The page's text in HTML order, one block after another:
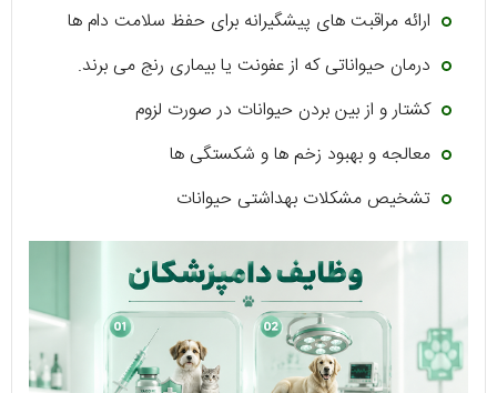
ارائه مراقبت های پیشگیرانه برای حفظ سلامت دام ها
درمان حیواناتی که از عفونت یا بیماری رنج می برند.
کشتار و از بین بردن حیوانات در صورت لزوم
معالجه و بهبود زخم ها و شکستگی ها
تشخیص مشکلات بهداشتی حیوانات